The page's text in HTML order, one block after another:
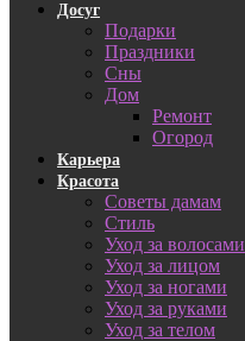
Досуг
Подарки
Праздники
Сны
Дом
Ремонт
Огород
Карьера
Красота
Советы дамам
Стиль
Уход за волосами
Уход за лицом
Уход за ногами
Уход за руками
Уход за телом